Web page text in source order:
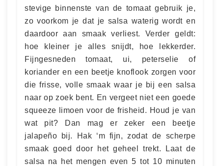
stevige binnenste van de tomaat gebruik je,
zo voorkom je dat je salsa waterig wordt en
daardoor aan smaak verliest. Verder geldt:
hoe kleiner je alles snijdt, hoe lekkerder.
Fijngesneden tomaat, ui, peterselie of
koriander en een beetje knoflook zorgen voor
die frisse, volle smaak waar je bij een salsa
naar op zoek bent. En vergeet niet een goede
squeeze limoen voor de frisheid. Houd je van
wat pit? Dan mag er zeker een beetje
jalapeño bij. Hak ‘m fijn, zodat de scherpe
smaak goed door het geheel trekt. Laat de
salsa na het mengen even 5 tot 10 minuten